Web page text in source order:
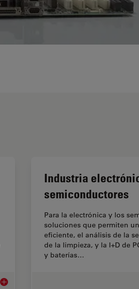
Microscopios de montaje y reprocesamiento
Industria
semiconductores
Para la electrónica y los
soluciones que permiten
eficiente, el análisis de la
de la limpieza, y la I+D de
y baterías…